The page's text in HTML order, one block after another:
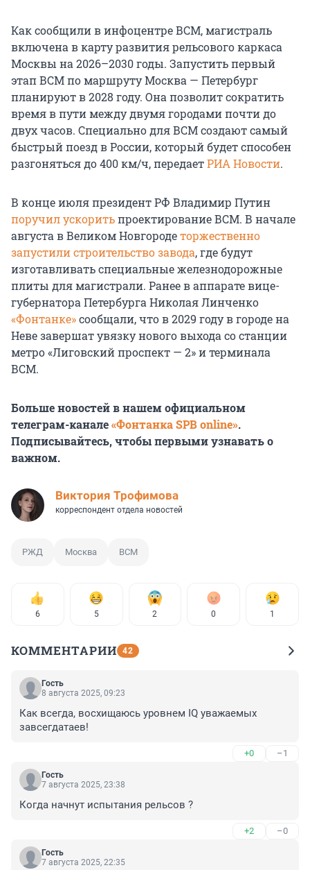
Как сообщили в инфоцентре ВСМ, магистраль
включена в карту развития рельсового каркаса
Москвы на 2026–2030 годы. Запустить первый
этап ВСМ по маршруту Москва — Петербург
планируют в 2028 году. Она позволит сократить
время в пути между двумя городами почти до
двух часов. Специально для ВСМ создают самый
быстрый поезд в России, который будет способен
разгоняться до 400 км/ч, передаетРИА Новости.
В конце июля президент РФ Владимир Путин
поручил ускоритьпроектирование ВСМ. В начале
августа в Великом Новгородеторжественно
запустили строительство завода, где будут
изготавливать специальные железнодорожные
плиты для магистрали. Ранее в аппарате вице-
губернатора Петербурга Николая Линченко
«Фонтанке»сообщали, что в 2029 году в городе на
Неве завершат увязку нового выхода со станции
метро «Лиговский проспект — 2» и терминала
ВСМ.
Больше новостей в нашем официальном
телеграм-канале«Фонтанка SPB online».
Подписывайтесь, чтобы первыми узнавать о
важном.
Виктория Трофимова
корреспондент отдела новостей
РЖД Москва ВСМ
6 5 2 0 1
КОММЕНТАРИИ 42
Гость
8 августа 2025, 09:23
Как всегда, восхищаюсь уровнем IQ уважаемых
завсегдатаев!
+0 –1
Гость
7 августа 2025, 23:38
Когда начнут испытания рельсов ?
+2 –0
Гость
7 августа 2025, 22:35